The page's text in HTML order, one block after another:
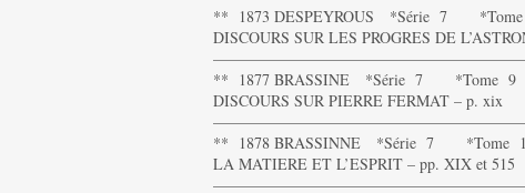
** 1873 DESPEYROUS *Série 7
DISCOURS SUR LES PROGRES DE
** 1877 BRASSINE *Série 7 *Tome 9
DISCOURS SUR PIERRE FERMAT – p. xix
** 1878 BRASSINNE *Série 7 *Tome
LA MATIERE ET L’ESPRIT – pp. XIX et 515